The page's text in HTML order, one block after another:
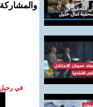
في رحيل